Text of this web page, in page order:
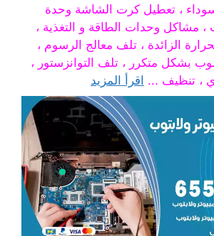
، تعطيل كرت الشاشة وحدة
، مشاكل وحدات الطاقة و التغذية ،
الزائدة ، تلف معالج الرسوم ،
بشكل متكرر ، تلف التوانزستور ،
، تنظيف ... اقرأ المزيد